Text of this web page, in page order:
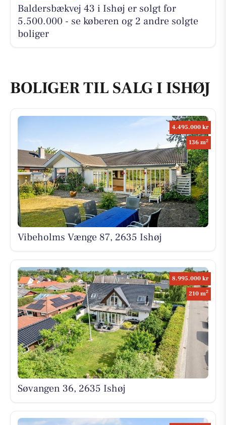
Baldersbækvej 43 i Ishøj er solgt for
5.500.000 - se køberen og 2 andre solgte
boliger
BOLIGER TIL SALG I ISHØJ
4.495.000 kr
136 m2
Vibeholms Vænge 87, 2635 Ishøj
8.995.000 kr
210 m2
Søvangen 36, 2635 Ishøj